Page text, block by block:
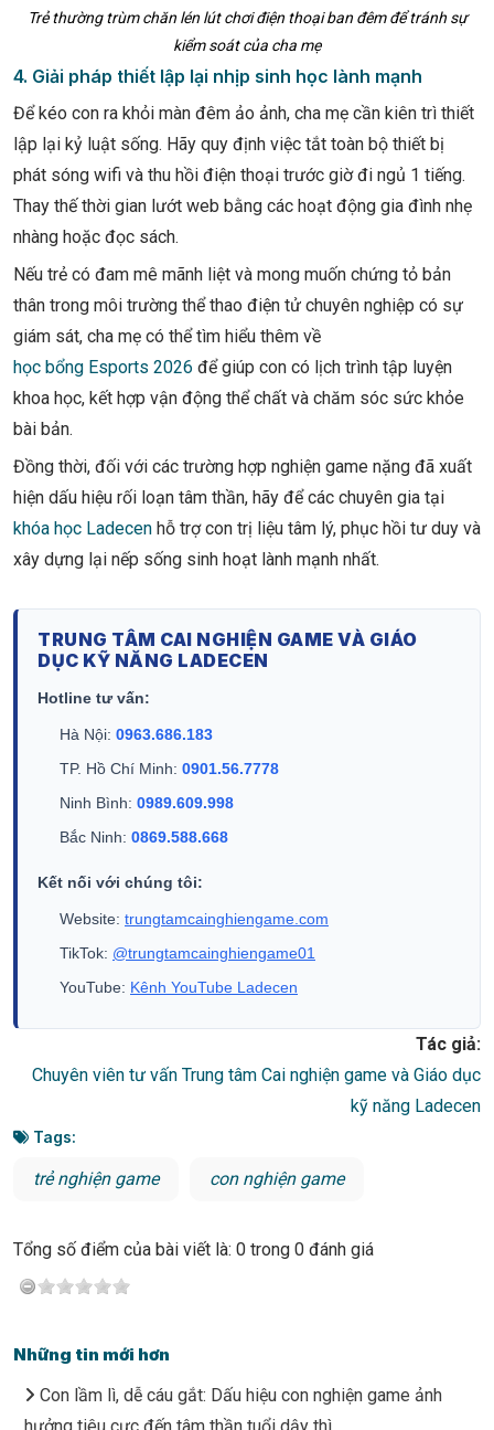
Trẻ thường trùm chăn lén lút chơi điện thoại ban đêm để tránh sự
kiểm soát của cha mẹ
4. Giải pháp thiết lập lại nhịp sinh học lành mạnh
Để kéo con ra khỏi màn đêm ảo ảnh, cha mẹ cần kiên trì thiết
lập lại kỷ luật sống. Hãy quy định việc tắt toàn bộ thiết bị
phát sóng wifi và thu hồi điện thoại trước giờ đi ngủ 1 tiếng.
Thay thế thời gian lướt web bằng các hoạt động gia đình nhẹ
nhàng hoặc đọc sách.
Nếu trẻ có đam mê mãnh liệt và mong muốn chứng tỏ bản
thân trong môi trường thể thao điện tử chuyên nghiệp có sự
giám sát, cha mẹ có thể tìm hiểu thêm về
học bổng Esports 2026 để giúp con có lịch trình tập luyện
khoa học, kết hợp vận động thể chất và chăm sóc sức khỏe
bài bản.
Đồng thời, đối với các trường hợp nghiện game nặng đã xuất
hiện dấu hiệu rối loạn tâm thần, hãy để các chuyên gia tại
khóa học Ladecen hỗ trợ con trị liệu tâm lý, phục hồi tư duy và
xây dựng lại nếp sống sinh hoạt lành mạnh nhất.
TRUNG TÂM CAI NGHIỆN GAME VÀ GIÁO
DỤC KỸ NĂNG LADECEN
Hotline tư vấn:
Hà Nội: 0963.686.183
TP. Hồ Chí Minh: 0901.56.7778
Ninh Bình: 0989.609.998
Bắc Ninh: 0869.588.668
Kết nối với chúng tôi:
Website: trungtamcainghiengame.com
TikTok: @trungtamcainghiengame01
YouTube: Kênh YouTube Ladecen
Tác giả:
Chuyên viên tư vấn Trung tâm Cai nghiện game và Giáo dục
kỹ năng Ladecen
Tags:
trẻ nghiện game con nghiện game
Tổng số điểm của bài viết là: 0 trong 0 đánh giá
Những tin mới hơn
Con lầm lì, dễ cáu gắt: Dấu hiệu con nghiện game ảnh